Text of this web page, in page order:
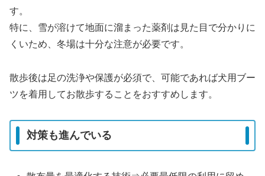
す。
特に、雪が溶けて地面に溜まった薬剤は見た目で分かりに
くいため、冬場は十分な注意が必要です。
散歩後は足の洗浄や保護が必須で、可能であれば犬用ブー
ツを着用してお散歩することをおすすめします。
対策も進んでいる